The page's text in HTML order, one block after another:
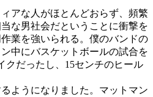
アな人がほとんどおらず、頻繁
な男社会だということに衝撃を
業を強いられる。僕のバンドの
中にバスケットボールの試合を
クだったし、15センチのヒール
ようになりました。マットマン